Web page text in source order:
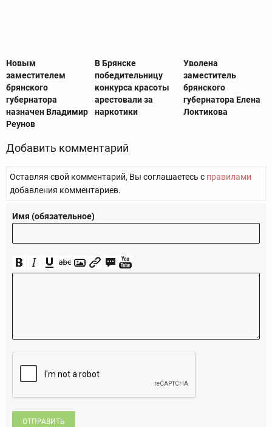
Новым
заместителем
брянского
губернатора
назначен Владимир
Реунов
В Брянске
победительницу
конкурса красоты
арестовали за
наркотики
Уволена
заместитель
брянского
губернатора Елена
Локтикова
Добавить комментарий
Оставляя свой комментарий, Вы соглашаетесь с правилами
добавления комментариев.
Имя (обязательное)
ОТПРАВИТЬ